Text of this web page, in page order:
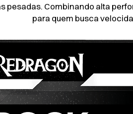
pesadas. Combinando alta
para quem busca